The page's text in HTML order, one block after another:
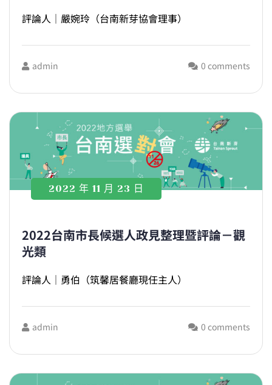
評論人｜嚴婉玲（台南新芽協會理事）
admin 0 comments
2022 年 11 月 23 日
2022台南市長候選人政見整理暨評論－觀
光類
評論人｜勇伯（筑馨居餐廳現任主人）
admin 0 comments